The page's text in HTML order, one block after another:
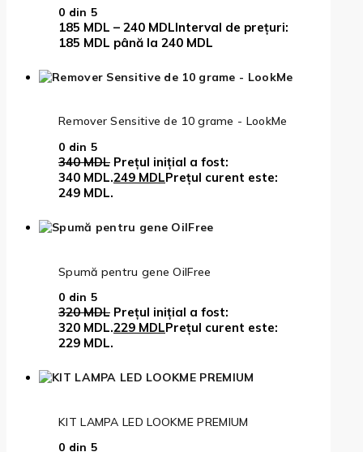
0 din 5
185 MDL – 240 MDLInterval de prețuri:
185 MDL până la 240 MDL
Remover Sensitive de 10 grame - LookMe
0 din 5
340MDL Prețul inițial a fost:
340 MDL.249 MDLPrețul curent este:
249 MDL.
Spumă pentru gene OilFree
0 din 5
320MDL Prețul inițial a fost:
320 MDL.229 MDLPrețul curent este:
229 MDL.
KIT LAMPA LED LOOKME PREMIUM
0 din 5